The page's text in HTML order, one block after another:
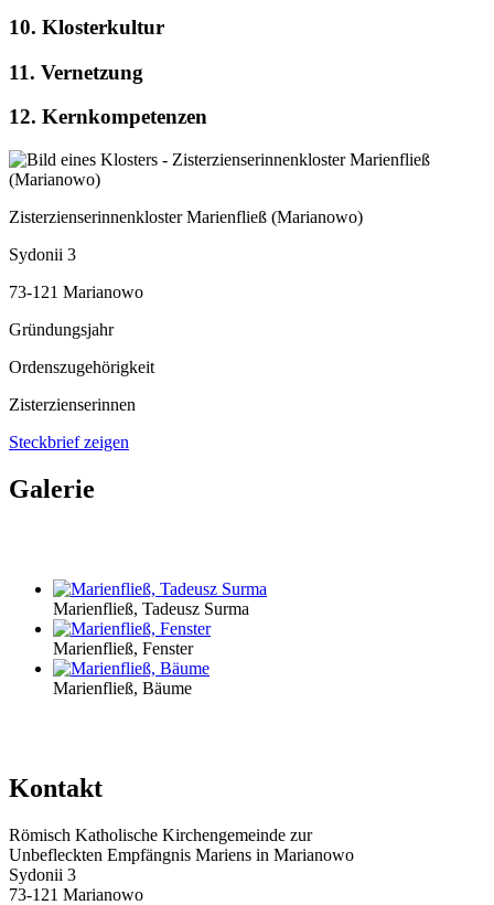
10. Klosterkultur
11. Vernetzung
12. Kernkompetenzen
Zisterzienserinnenkloster Marienfließ (Marianowo)
Sydonii 3
73-121 Marianowo
Gründungsjahr
Ordenszugehörigkeit
Zisterzienserinnen
Steckbrief zeigen
Galerie
Marienfließ, Tadeusz Surma
Marienfließ, Fenster
Marienfließ, Bäume
Kontakt
Römisch Katholische Kirchengemeinde zur
Unbefleckten Empfängnis Mariens in Marianowo
Sydonii 3
73-121 Marianowo